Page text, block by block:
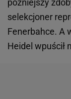
późniejszy
selekcjoner
Fenerbahce. A
Heidel wpuścił